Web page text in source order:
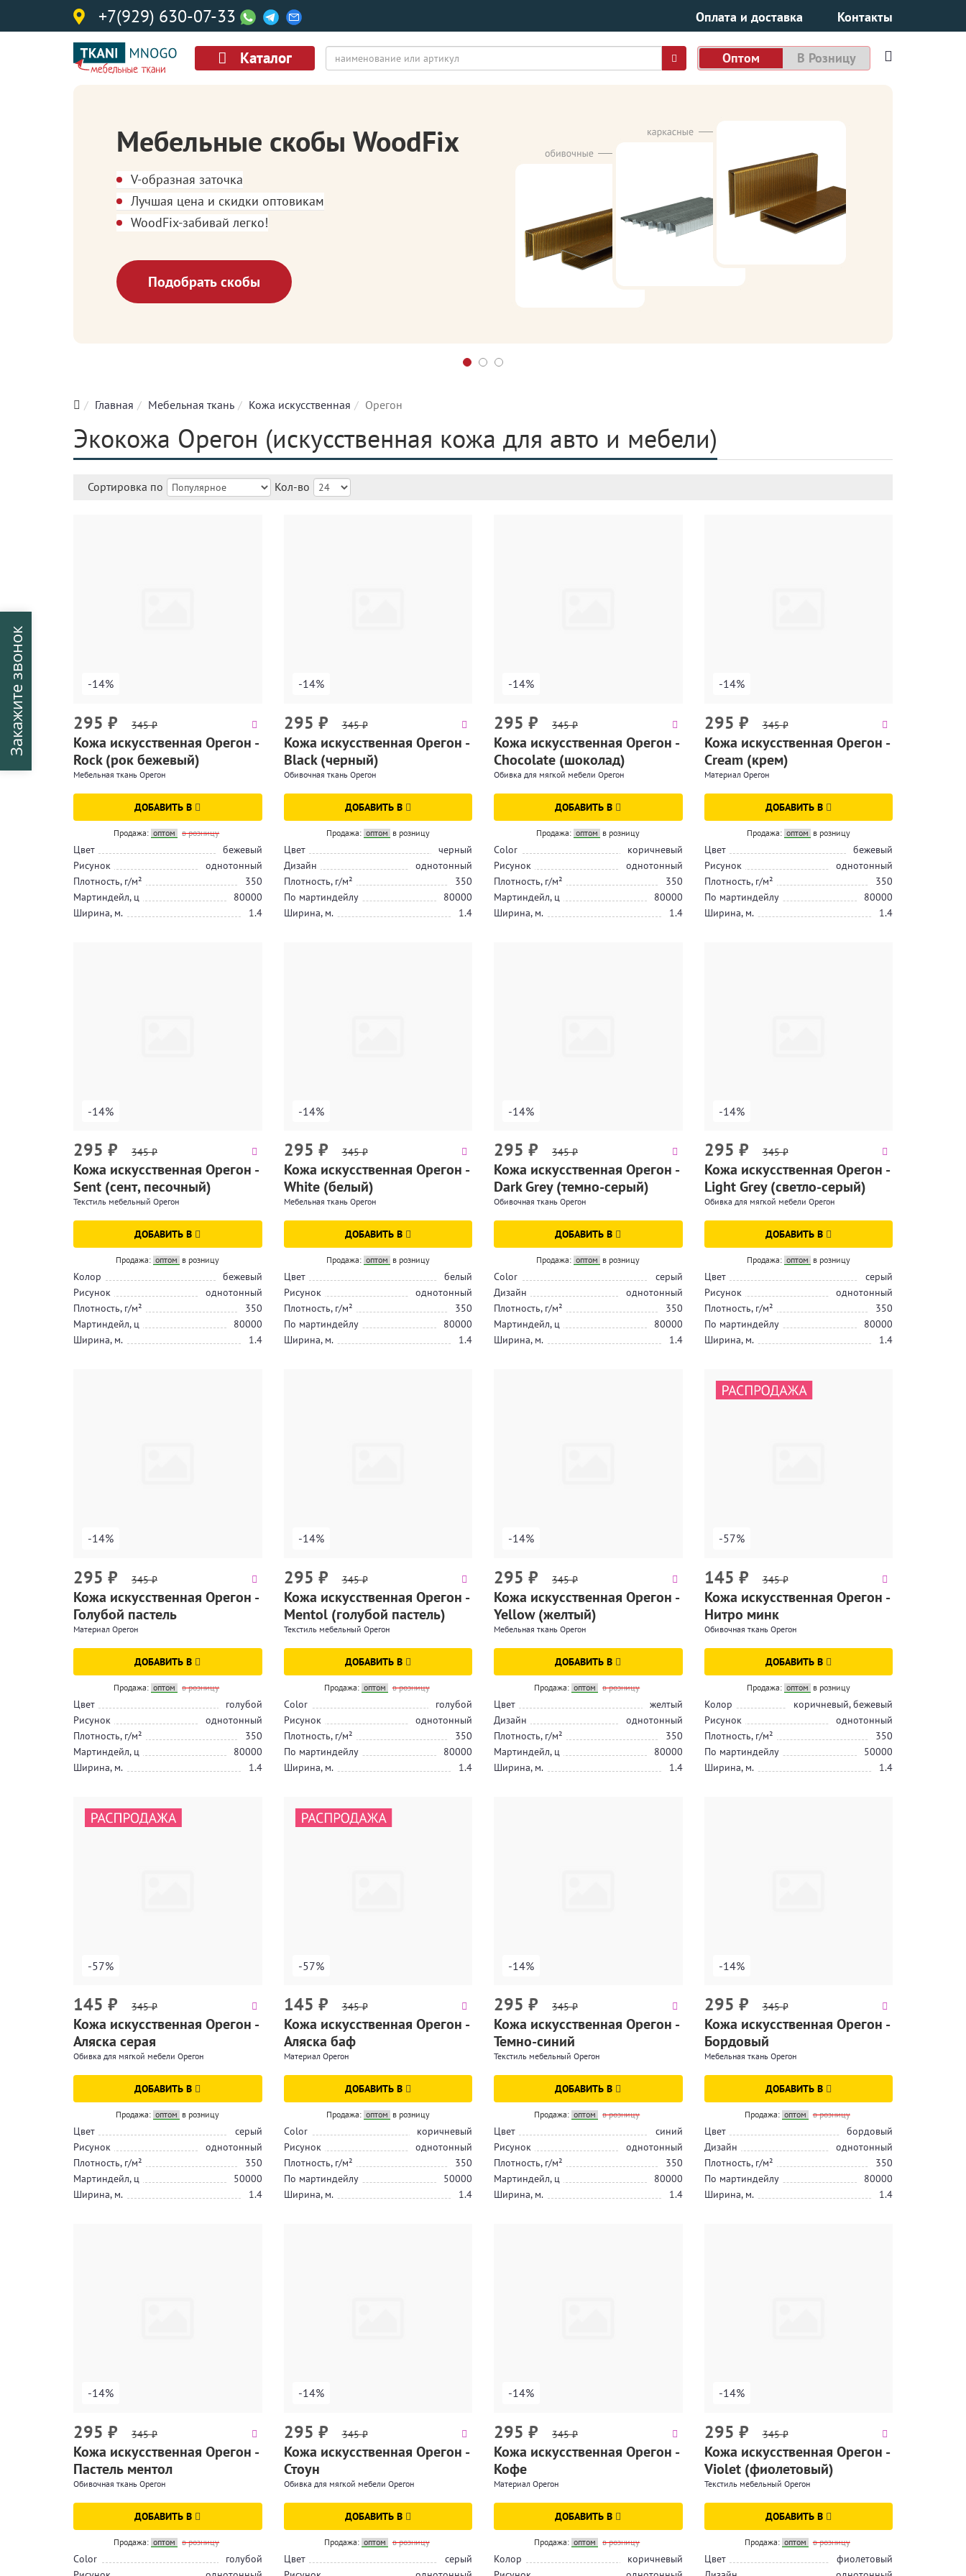
+7(929) 630-07-33 Оплата и доставка Контакты
Каталог Оптом В Розницу
Мебельные скобы WoodFix
V-образная заточка
Лучшая цена и скидки оптовикам
WoodFix-забивай легко!
Подобрать скобы
Главная Мебельная ткань Кожа искусственная Орегон
Экокожа Орегон (искусственная кожа для авто и мебели)
Сортировка по Кол-во
-14%
295 ₽ 345₽
Кожа искусственная Орегон -
Rock (рок бежевый)
Мебельная ткань Орегон
ДОБАВИТЬ В
Продажа: оптом в розницу
Цвет
бежевый
Рисунок
однотонный
Плотность, г/м²
350
Мартиндейл, ц
80000
Ширина, м.
1.4
-14%
295 ₽ 345₽
Кожа искусственная Орегон -
Black (черный)
Обивочная ткань Орегон
ДОБАВИТЬ В
Продажа: оптом в розницу
Цвет
черный
Дизайн
однотонный
Плотность, г/м²
350
По мартиндейлу
80000
Ширина, м.
1.4
-14%
295 ₽ 345₽
Кожа искусственная Орегон -
Chocolate (шоколад)
Обивка для мягкой мебели Орегон
ДОБАВИТЬ В
Продажа: оптом в розницу
Color
коричневый
Рисунок
однотонный
Плотность, г/м²
350
Мартиндейл, ц
80000
Ширина, м.
1.4
-14%
295 ₽ 345₽
Кожа искусственная Орегон -
Cream (крем)
Материал Орегон
ДОБАВИТЬ В
Продажа: оптом в розницу
Цвет
бежевый
Рисунок
однотонный
Плотность, г/м²
350
По мартиндейлу
80000
Ширина, м.
1.4
-14%
295 ₽ 345₽
Кожа искусственная Орегон -
Sent (сент, песочный)
Текстиль мебельный Орегон
ДОБАВИТЬ В
Продажа: оптом в розницу
Колор
бежевый
Рисунок
однотонный
Плотность, г/м²
350
Мартиндейл, ц
80000
Ширина, м.
1.4
-14%
295 ₽ 345₽
Кожа искусственная Орегон -
White (белый)
Мебельная ткань Орегон
ДОБАВИТЬ В
Продажа: оптом в розницу
Цвет
белый
Рисунок
однотонный
Плотность, г/м²
350
По мартиндейлу
80000
Ширина, м.
1.4
-14%
295 ₽ 345₽
Кожа искусственная Орегон -
Dark Grey (темно-серый)
Обивочная ткань Орегон
ДОБАВИТЬ В
Продажа: оптом в розницу
Color
серый
Дизайн
однотонный
Плотность, г/м²
350
Мартиндейл, ц
80000
Ширина, м.
1.4
-14%
295 ₽ 345₽
Кожа искусственная Орегон -
Light Grey (светло-серый)
Обивка для мягкой мебели Орегон
ДОБАВИТЬ В
Продажа: оптом в розницу
Цвет
серый
Рисунок
однотонный
Плотность, г/м²
350
По мартиндейлу
80000
Ширина, м.
1.4
-14%
295 ₽ 345₽
Кожа искусственная Орегон -
Голубой пастель
Материал Орегон
ДОБАВИТЬ В
Продажа: оптом в розницу
Цвет
голубой
Рисунок
однотонный
Плотность, г/м²
350
Мартиндейл, ц
80000
Ширина, м.
1.4
-14%
295 ₽ 345₽
Кожа искусственная Орегон -
Mentol (голубой пастель)
Текстиль мебельный Орегон
ДОБАВИТЬ В
Продажа: оптом в розницу
Color
голубой
Рисунок
однотонный
Плотность, г/м²
350
По мартиндейлу
80000
Ширина, м.
1.4
-14%
295 ₽ 345₽
Кожа искусственная Орегон -
Yellow (желтый)
Мебельная ткань Орегон
ДОБАВИТЬ В
Продажа: оптом в розницу
Цвет
желтый
Дизайн
однотонный
Плотность, г/м²
350
Мартиндейл, ц
80000
Ширина, м.
1.4
-57%
145 ₽ 345₽
Кожа искусственная Орегон -
Нитро минк
Обивочная ткань Орегон
ДОБАВИТЬ В
Продажа: оптом в розницу
Колор
коричневый, бежевый
Рисунок
однотонный
Плотность, г/м²
350
По мартиндейлу
50000
Ширина, м.
1.4
-57%
145 ₽ 345₽
Кожа искусственная Орегон -
Аляска серая
Обивка для мягкой мебели Орегон
ДОБАВИТЬ В
Продажа: оптом в розницу
Цвет
серый
Рисунок
однотонный
Плотность, г/м²
350
Мартиндейл, ц
50000
Ширина, м.
1.4
-57%
145 ₽ 345₽
Кожа искусственная Орегон -
Аляска баф
Материал Орегон
ДОБАВИТЬ В
Продажа: оптом в розницу
Color
коричневый
Рисунок
однотонный
Плотность, г/м²
350
По мартиндейлу
50000
Ширина, м.
1.4
-14%
295 ₽ 345₽
Кожа искусственная Орегон -
Темно-синий
Текстиль мебельный Орегон
ДОБАВИТЬ В
Продажа: оптом в розницу
Цвет
синий
Рисунок
однотонный
Плотность, г/м²
350
Мартиндейл, ц
80000
Ширина, м.
1.4
-14%
295 ₽ 345₽
Кожа искусственная Орегон -
Бордовый
Мебельная ткань Орегон
ДОБАВИТЬ В
Продажа: оптом в розницу
Цвет
бордовый
Дизайн
однотонный
Плотность, г/м²
350
По мартиндейлу
80000
Ширина, м.
1.4
-14%
295 ₽ 345₽
Кожа искусственная Орегон -
Пастель ментол
Обивочная ткань Орегон
ДОБАВИТЬ В
Продажа: оптом в розницу
Color
голубой
-14%
295 ₽ 345₽
Кожа искусственная Орегон -
Стоун
Обивка для мягкой мебели Орегон
ДОБАВИТЬ В
Продажа: оптом в розницу
Цвет
серый
-14%
295 ₽ 345₽
Кожа искусственная Орегон -
Кофе
Материал Орегон
ДОБАВИТЬ В
Продажа: оптом в розницу
Колор
коричневый
-14%
295 ₽ 345₽
Кожа искусственная Орегон -
Violet (фиолетовый)
Текстиль мебельный Орегон
ДОБАВИТЬ В
Продажа: оптом в розницу
Цвет
фиолетовый
Закажите звонок